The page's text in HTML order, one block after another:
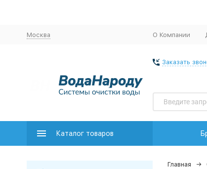
Москва О Компании
Заказать
Каталог товаров
Главная